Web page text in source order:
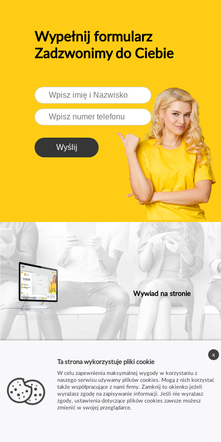
Wypełnij formularz
Zadzwonimy do Ciebie
Wyślij
Wywiad na stronie
Ta strona wykorzystuje pliki cookie
W celu zapewnienia maksymalnej wygody w korzystaniu z
naszego serwisu używamy plików cookies. Mogą z nich korzystać
także współpracujące z nami firmy. Zamknij to okienko jeżeli
wyrażasz zgodę na zapisywanie informacji. Jeśli nie wyrażasz
zgody, ustawienia dotyczące plików cookies zawsze możesz
zmienić w swojej przeglądarce.
x